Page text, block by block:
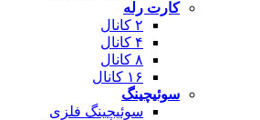
کارت رله
۲ کانال
۴ کانال
۸ کانال
۱۶ کانال
سوئیچینگ
سوئیچینگ فلزی